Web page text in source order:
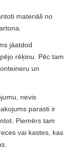
materiāli no
jāatdod
rēķinu. Pēc tam
un
nevis
parasti ir
Piemērs tam
vai kastes, kas